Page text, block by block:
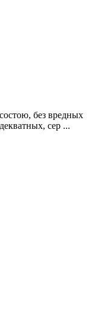
без вредных
сер ...